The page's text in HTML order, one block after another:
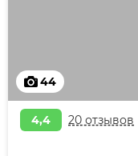
44
4,4 20 отзывов